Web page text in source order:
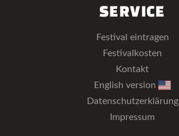
SERVICE
Festival eintragen
Festivalkosten
Kontakt
English version
Datenschutzerklärung
Impressum